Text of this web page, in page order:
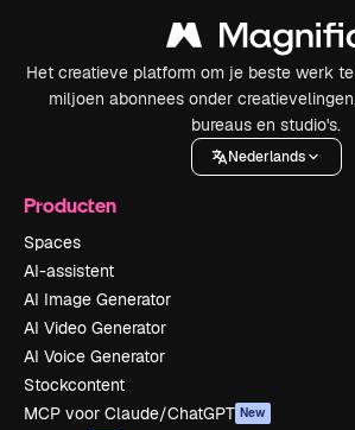
Het creatieve platform om je beste werk te
miljoen abonnees onder
bureaus en studio's.
Nederlands
Producten
Spaces
AI-assistent
AI Image Generator
AI Video Generator
AI Voice Generator
Stockcontent
MCP voor Claude/ChatGPT New